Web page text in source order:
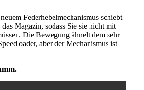
Federhebelmechanismus schiebt
Magazin, sodass Sie sie nicht mit
Die Bewegung ähnelt dem sehr
aber der Mechanismus ist